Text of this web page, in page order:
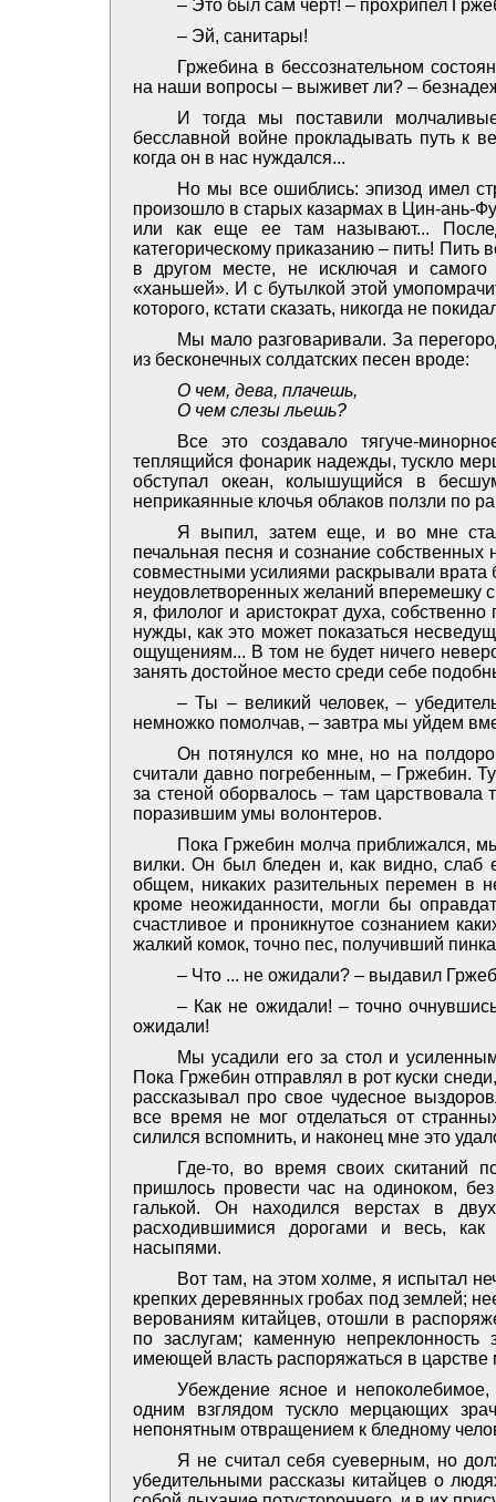
– Это был сам черт! – прохрипел
– Эй, санитары!
Гржебина в бессознательном
на наши вопросы – выживет ли? –
И тогда мы поставили
бесславной войне прокладывать путь к
когда он в нас нуждался...
Но мы все ошиблись: эпизод имел
произошло в старых казармах в Цин-ань-
или как еще ее там называют...
категорическому приказанию – пить!
в другом месте, не исключая и самого
«ханьшей». И с бутылкой этой
которого, кстати сказать, никогда не
Мы мало разговаривали. За
из бесконечных солдатских песен вроде:
О чем, дева, плачешь,
О чем слезы льешь?
Все это создавало тягуче-
теплящийся фонарик надежды, тускло
обступал океан, колышущийся в
неприкаянные клочья облаков ползли по
Я выпил, затем еще, и во мне
печальная песня и сознание
совместными усилиями раскрывали
неудовлетворенных желаний вперемешку
я, филолог и аристократ духа,
нужды, как это может показаться
ощущениям... В том не будет ничего
занять достойное место среди себе
– Ты – великий человек, –
немножко помолчав, – завтра мы уйдем
Он потянулся ко мне, но на
считали давно погребенным, – Гржебин.
за стеной оборвалось – там
поразившим умы волонтеров.
Пока Гржебин молча приближался,
вилки. Он был бледен и, как видно, слаб
общем, никаких разительных перемен в
кроме неожиданности, могли бы
счастливое и проникнутое сознанием
жалкий комок, точно пес, получивший
– Что ... не ожидали? – выдавил
– Как не ожидали! – точно
ожидали!
Мы усадили его за стол и
Пока Гржебин отправлял в рот куски
рассказывал про свое чудесное
все время не мог отделаться от
силился вспомнить, и наконец мне это
Где-то, во время своих скитаний
пришлось провести час на одиноком,
галькой. Он находился верстах в
расходившимися дорогами и весь,
насыпями.
Вот там, на этом холме, я испытал
крепких деревянных гробах под землей;
верованиям китайцев, отошли в
по заслугам; каменную
имеющей власть распоряжаться в царстве
Убеждение ясное и
одним взглядом тускло мерцающих
непонятным отвращением к бледному
Я не считал себя суеверным, но
убедительными рассказы китайцев о